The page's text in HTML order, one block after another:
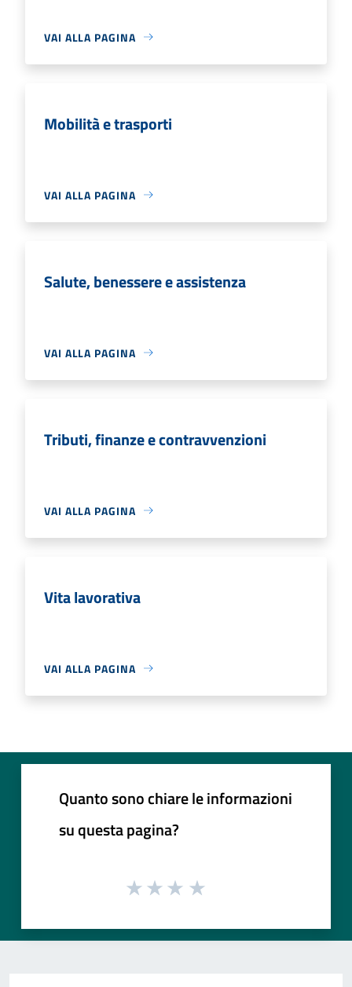
VAI ALLA PAGINA
Mobilità e trasporti
VAI ALLA PAGINA
Salute, benessere e assistenza
VAI ALLA PAGINA
Tributi, finanze e contravvenzioni
VAI ALLA PAGINA
Vita lavorativa
VAI ALLA PAGINA
Quanto sono chiare le informazioni
su questa pagina?